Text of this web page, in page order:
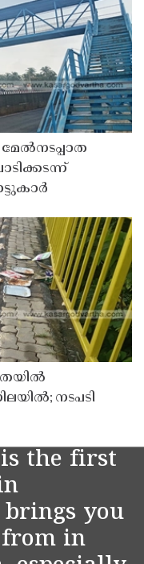
നടപടി
is the first
you
from in